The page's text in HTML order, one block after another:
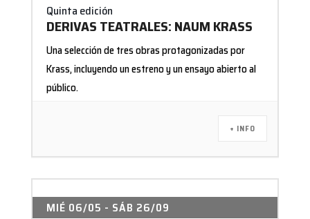
Quinta edición
DERIVAS TEATRALES: NAUM KRASS
Una selección de tres obras protagonizadas por
Krass, incluyendo un estreno y un ensayo abierto al
público.
+ INFO
MIÉ 06/05 - SÁB 26/09